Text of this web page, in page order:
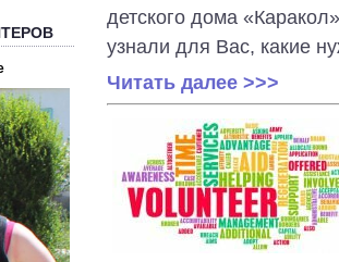
детского дома
узнали для Вас, какие
Читать далее >>>